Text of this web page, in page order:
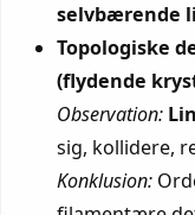
selvbærende
Topologiske
(flydende
Observation:
sig, kollidere,
Konklusion: